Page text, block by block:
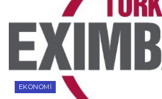
EKONOMI